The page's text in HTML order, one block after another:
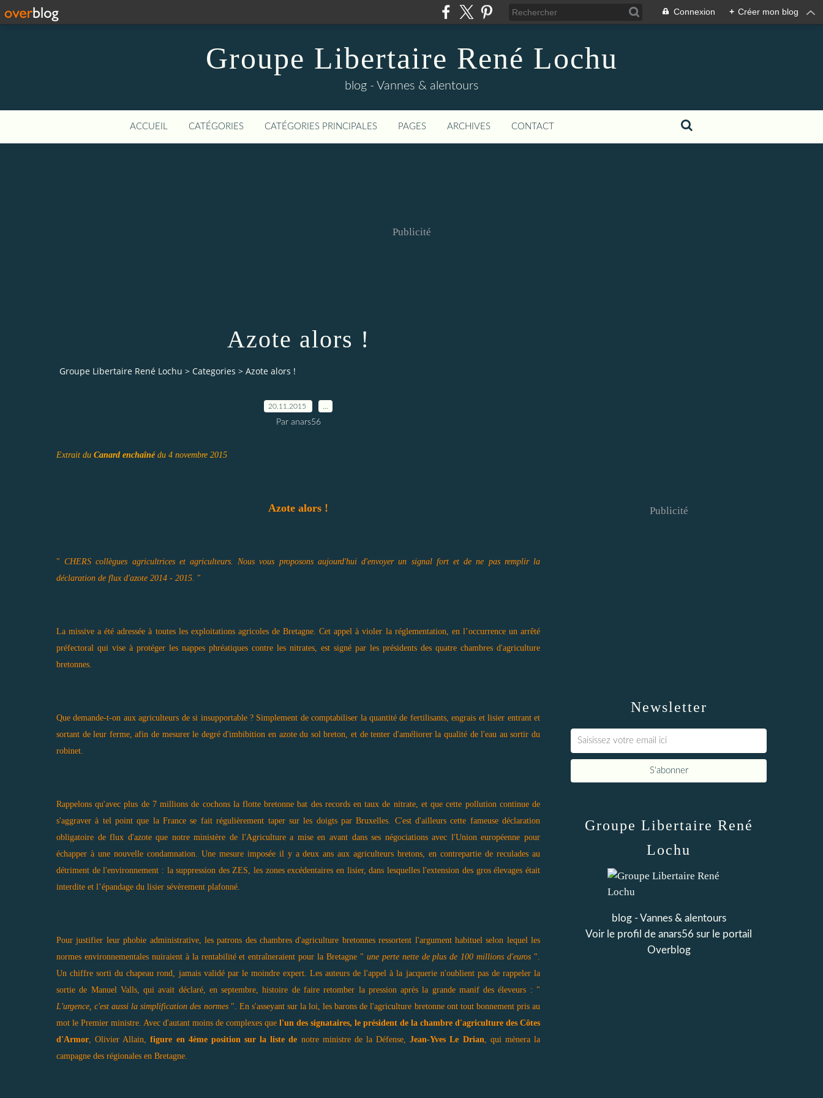
Connexion + Créer mon blog
Groupe Libertaire René Lochu
blog - Vannes & alentours
ACCUEIL CATÉGORIES CATÉGORIES PRINCIPALES PAGES ARCHIVES CONTACT
Publicité
Azote alors !
Groupe Libertaire René Lochu > Categories > Azote alors !
20.11.2015
Par anars56
Extrait du Canard enchaînédu 4 novembre 2015
Azote alors !
"CHERS collègues agricultrices et agriculteurs. Nous vous proposons aujourd'hui d'envoyer un signal fort et de ne pas remplir la
déclaration de flux d'azote 2014 - 2015. "
La missive a été adressée à toutes les exploitations agricoles de Bretagne. Cet appel à violer la réglementation, en l’occurrence un arrêté
préfectoral qui vise à protéger les nappes phréatiques contre les nitrates, est signé par les présidents des quatre chambres d'agriculture
bretonnes.
Que demande-t-on aux agriculteurs de si insupportable ? Simplement de comptabiliser la quantité de fertilisants, engrais et lisier entrant et
sortant de leur ferme, afin de mesurer le degré d'imbibition en azote du sol breton, et de tenter d'améliorer la qualité de l'eau au sortir du
robinet.
Rappelons qu'avec plus de 7 millions de cochons la flotte bretonne bat des records en taux de nitrate, et que cette pollution continue de
s'aggraver à tel point que la France se fait régulièrement taper sur les doigts par Bruxelles. C'est d'ailleurs cette fameuse déclaration
obligatoire de flux d'azote que notre ministère de l'Agriculture a mise en avant dans ses négociations avec l'Union européenne pour
échapper à une nouvelle condamnation. Une mesure imposée il y a deux ans aux agriculteurs bretons, en contrepartie de reculades au
détriment de l'environnement : la suppression des ZES, les zones excédentaires en lisier, dans lesquelles l'extension des gros élevages était
interdite et l’épandage du lisier sévèrement plafonné.
Pour justifier leur phobie administrative, les patrons des chambres d'agriculture bretonnes ressortent l'argument habituel selon lequel les
normes environnementales nuiraient à la rentabilité et entraîneraient pour la Bretagne " une perte nette de plus de 100 millions d'euros "
Un chiffre sorti du chapeau rond, jamais validé par le moindre expert. Les auteurs de l'appel à la jacquerie n'oublient pas de rappeler la
sortie de Manuel Valls, qui avait déclaré, en septembre, histoire de faire retomber la pression après la grande manif des éleveurs : "
L'urgence, c'est aussi la simplification des normes ". En s'asseyant sur la loi, les barons de l'agriculture bretonne ont tout bonnement pris au
mot le Premier ministre. Avec d'autant moins de complexes que l'un des signataires, le président de la chambre d'agriculture des Côtes
d'Armor , Olivier Allain,figure en 4ème position sur la liste de notre ministre de la Défense,Jean-Yves Le Drian , qui mènera la
campagne des régionales en Bretagne.
Newsletter
Publicité
Groupe Libertaire René
Lochu
blog - Vannes & alentours
Voir le profil de anars56 sur le portail
Overblog